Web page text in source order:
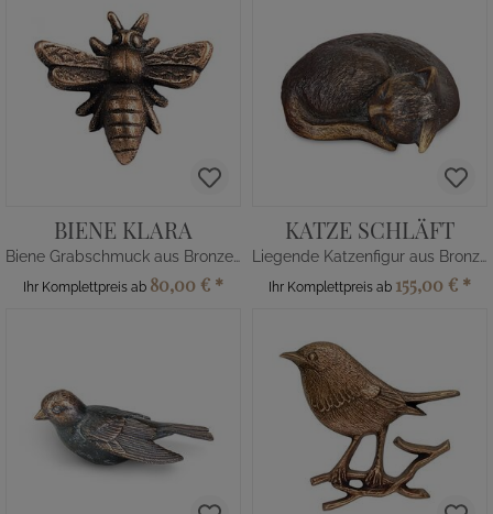
BIENE KLARA
Biene Grabschmuck aus Bronze/Alu
Ihr Komplettpreis ab 80,00 € *
KATZE SCHLÄFT
Liegende Katzenfigur aus Bronze/Alu
Ihr Komplettpreis ab 155,00 € *